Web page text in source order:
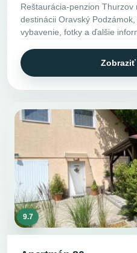
Reštaurácia-penzion
destinácii Oravský
vybavenie, fotky a ďalšie
9.7